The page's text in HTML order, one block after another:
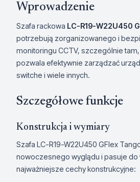
Wprowadzenie
Szafa rackowa LC-R19-W22U450
potrzebują zorganizowanego i
monitoringu CCTV, szczególnie
pozwala efektywnie zarządzać
switche i wiele innych.
Szczegółowe funkcje
Konstrukcja i wymiary
Szafa LC-R19-W22U450 GFlex
nowoczesnego wyglądu i pasuje
najważniejsze cechy konstrukcyjne: